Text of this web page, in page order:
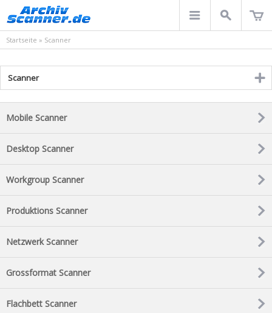
Startseite » Scanner
Scanner
Mobile Scanner
Desktop Scanner
Workgroup Scanner
Produktions Scanner
Netzwerk Scanner
Grossformat Scanner
Flachbett Scanner